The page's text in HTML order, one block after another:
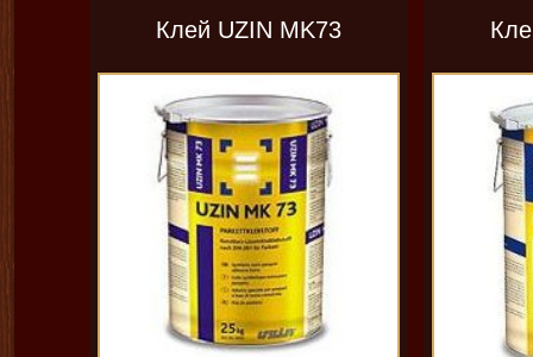
Клей UZIN MK73